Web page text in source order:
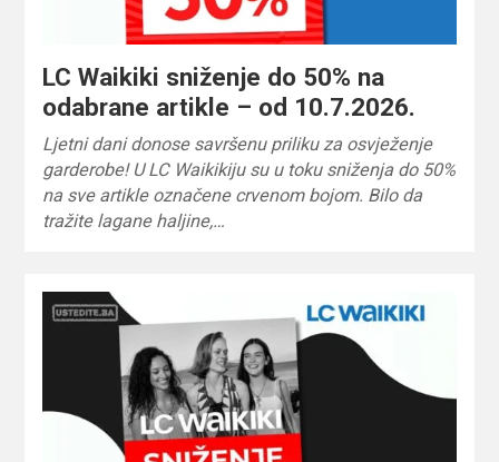
LC Waikiki sniženje do 50% na
odabrane artikle – od 10.7.2026.
Ljetni dani donose savršenu priliku za osvježenje
garderobe! U LC Waikikiju su u toku sniženja do 50%
na sve artikle označene crvenom bojom. Bilo da
tražite lagane haljine,…